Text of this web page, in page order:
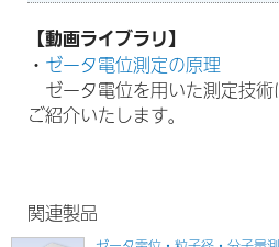
【動画ライブラリ】
・ ゼータ電位測定の原理
ゼータ電位を用いた測定技
ご紹介いたします。
関連製品